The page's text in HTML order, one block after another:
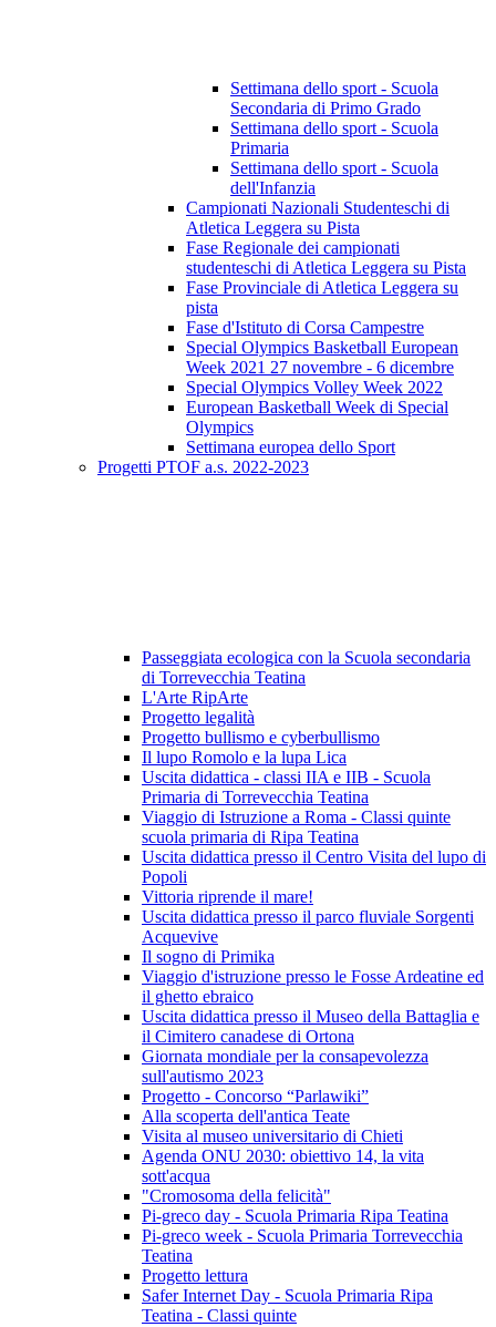
Settimana dello sport - Scuola
Secondaria di Primo Grado
Settimana dello sport - Scuola
Primaria
Settimana dello sport - Scuola
dell'Infanzia
Campionati Nazionali Studenteschi di
Atletica Leggera su Pista
Fase Regionale dei campionati
studenteschi di Atletica Leggera su Pista
Fase Provinciale di Atletica Leggera su
pista
Fase d'Istituto di Corsa Campestre
Special Olympics Basketball European
Week 2021 27 novembre - 6 dicembre
Special Olympics Volley Week 2022
European Basketball Week di Special
Olympics
Settimana europea dello Sport
Progetti PTOF a.s. 2022-2023
Passeggiata ecologica con la Scuola secondaria
di Torrevecchia Teatina
L'Arte RipArte
Progetto legalità
Progetto bullismo e cyberbullismo
Il lupo Romolo e la lupa Lica
Uscita didattica - classi IIA e IIB - Scuola
Primaria di Torrevecchia Teatina
Viaggio di Istruzione a Roma - Classi quinte
scuola primaria di Ripa Teatina
Uscita didattica presso il Centro Visita del lupo di
Popoli
Vittoria riprende il mare!
Uscita didattica presso il parco fluviale Sorgenti
Acquevive
Il sogno di Primika
Viaggio d'istruzione presso le Fosse Ardeatine ed
il ghetto ebraico
Uscita didattica presso il Museo della Battaglia e
il Cimitero canadese di Ortona
Giornata mondiale per la consapevolezza
sull'autismo 2023
Progetto - Concorso “Parlawiki”
Alla scoperta dell'antica Teate
Visita al museo universitario di Chieti
Agenda ONU 2030: obiettivo 14, la vita
sott'acqua
"Cromosoma della felicità"
Pi-greco day - Scuola Primaria Ripa Teatina
Pi-greco week - Scuola Primaria Torrevecchia
Teatina
Progetto lettura
Safer Internet Day - Scuola Primaria Ripa
Teatina - Classi quinte